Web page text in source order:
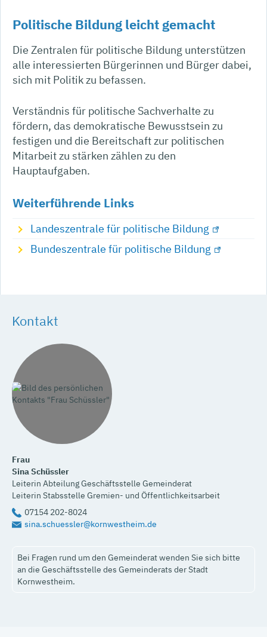
Politische Bildung leicht gemacht
Die Zentralen für politische Bildung unterstützen
alle interessierten Bürgerinnen und Bürger dabei,
sich mit Politik zu befassen.
Verständnis für politische Sachverhalte zu
fördern, das demokratische Bewusstsein zu
festigen und die Bereitschaft zur politischen
Mitarbeit zu stärken zählen zu den
Hauptaufgaben.
Weiterführende Links
Landeszentrale für politische Bildung
Bundeszentrale für politische Bildung
Kontakt
Frau
Sina Schüssler
Leiterin Abteilung Geschäftsstelle Gemeinderat
Leiterin Stabsstelle Gremien- und Öffentlichkeitsarbeit
sina.schuessler@kornwestheim.de
07154 202-8024
Bei Fragen rund um den Gemeinderat wenden Sie sich bitte
an die Geschäftsstelle des Gemeinderats der Stadt
Kornwestheim.